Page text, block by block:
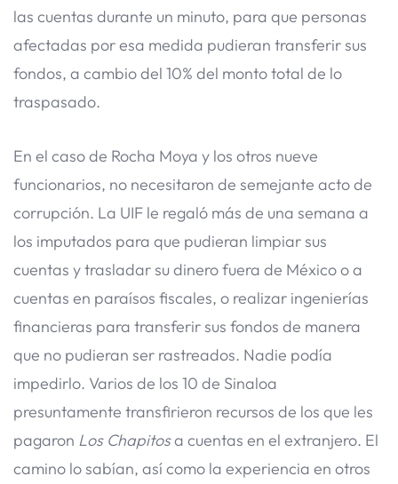
las cuentas durante un minuto, para que personas
afectadas por esa medida pudieran transferir sus
fondos, a cambio del 10% del monto total de lo
traspasado.
En el caso de Rocha Moya y los otros nueve
funcionarios, no necesitaron de semejante acto de
corrupción. La UIF le regaló más de una semana a
los imputados para que pudieran limpiar sus
cuentas y trasladar su dinero fuera de México o a
cuentas en paraísos fiscales, o realizar ingenierías
financieras para transferir sus fondos de manera
que no pudieran ser rastreados. Nadie podía
impedirlo. Varios de los 10 de Sinaloa
presuntamente transfirieron recursos de los que les
pagaron Los Chapitosa cuentas en el extranjero. El
camino lo sabían, así como la experiencia en otros